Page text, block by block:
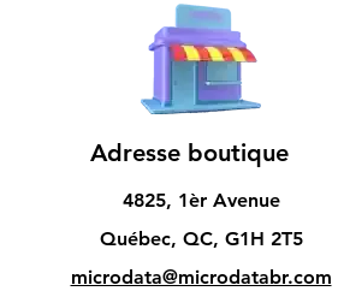
Adresse boutique
4825, 1èr Avenue
Québec, QC, G1H 2T5
microdata@microdatabr.com